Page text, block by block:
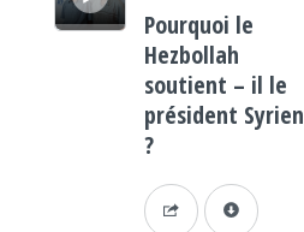
Pourquoi le
Hezbollah
soutient – il le
président Syrien
?